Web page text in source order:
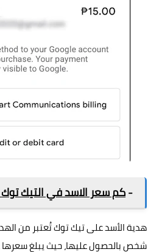
-كم سعر الاسد في التيك توك
هدية الأسد على تيك توك تُعتبر من